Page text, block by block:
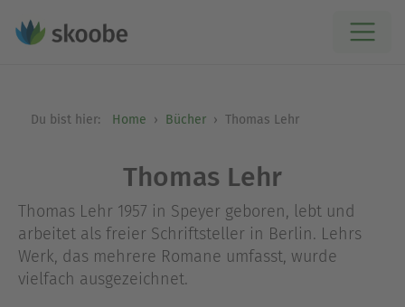
Du bist hier: Home Bücher Thomas Lehr
Thomas Lehr
Thomas Lehr 1957 in Speyer geboren, lebt und
arbeitet als freier Schriftsteller in Berlin. Lehrs
Werk, das mehrere Romane umfasst, wurde
vielfach ausgezeichnet.